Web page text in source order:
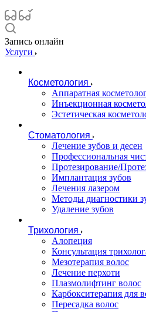
Запись онлайн
Услуги
Косметология
Аппаратная
Инъекционная
Эстетическая
Стоматология
Лечение зубов и десен
Профессиональная
Протезирование/
Имплантация зубов
Лечения лазером
Методы диагностики
Удаление зубов
Трихология
Алопеция
Консультация
Мезотерапия волос
Лечение перхоти
Плазмолифтинг волос
Карбокситерапия для
Пересадка волос